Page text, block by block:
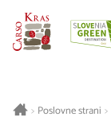
> Poslovne strani >